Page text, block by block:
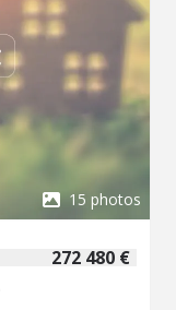
15 photos
272 480 €